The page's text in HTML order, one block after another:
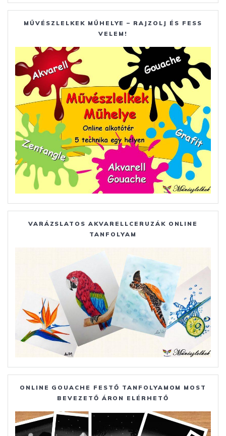
MŰVÉSZLELKEK MŰHELYE – RAJZOLJ ÉS FESS
VELEM!
VARÁZSLATOS AKVARELLCERUZÁK ONLINE
TANFOLYAM
ONLINE GOUACHE FESTŐ TANFOLYAMOM MOST
BEVEZETŐ ÁRON ELÉRHETŐ